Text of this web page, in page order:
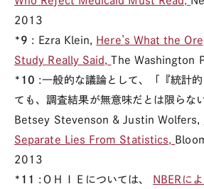
2013
*9 : Ezra Klein, Here’s What the
Study Really Said,The Washington
*10 :一般的な議論として、「『統計
ても、調査結果が無意味だとは限らな
Betsey Stevenson & Justin Wolfers,
Separate Lies From Statistics,
2013
*11 :ＯＨＩＥについては、 NBERに